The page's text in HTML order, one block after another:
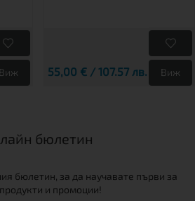
Виж 55,00 € / 107.57 лв. Виж
бюлетин
бюлетин, за да научавате първи за
и промоции!